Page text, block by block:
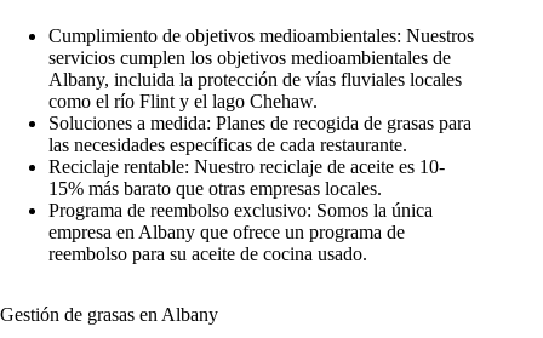
Cumplimiento de objetivos medioambientales: Nuestros
servicios cumplen los objetivos medioambientales de
Albany, incluida la protección de vías fluviales locales
como el río Flint y el lago Chehaw.
Soluciones a medida: Planes de recogida de grasas para
las necesidades específicas de cada restaurante.
Reciclaje rentable: Nuestro reciclaje de aceite es 10-
15% más barato que otras empresas locales.
Programa de reembolso exclusivo: Somos la única
empresa en Albany que ofrece un programa de
reembolso para su aceite de cocina usado.
Gestión de grasas en Albany